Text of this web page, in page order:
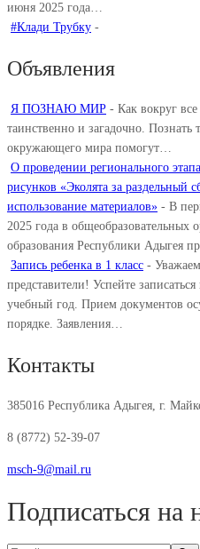
июня 2025 года…
#Клади Трубку -
Объявления
Я ПОЗНАЮ МИР - Как вокруг
таинственно и загадочно. Познать
окружающего мира помогут…
О проведении регионального
рисунков «Эколята за раздельный
использование материалов» - В
2025 года в общеобразовательных
образования Республики Адыгея
Запись ребенка в 1 класс -
представители! Успейте
учебный год. Прием документов
порядке. Заявления…
Контакты
385016 Республика Адыгея, г.
8 (8772) 52-39-07
msch-9@mail.ru
Подписаться на